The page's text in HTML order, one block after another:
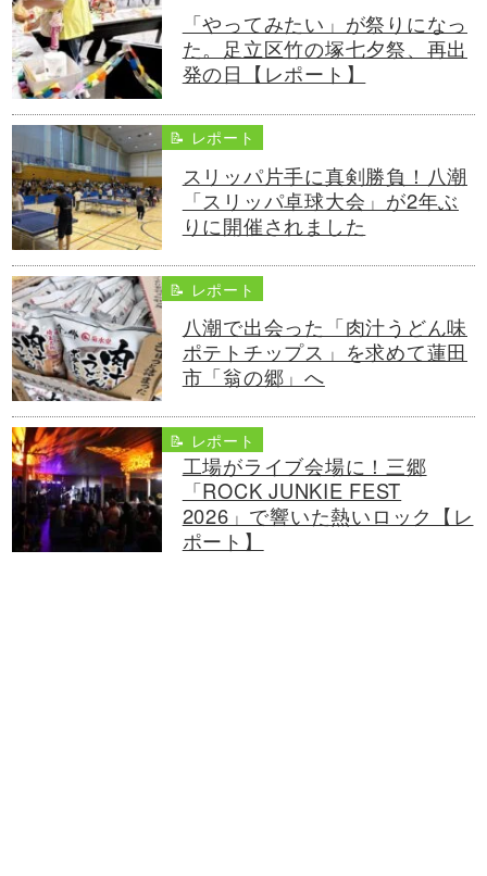
「やってみたい」が祭りになっ
た。足立区竹の塚七夕祭、再出
発の日【レポート】
📝 レポート
スリッパ片手に真剣勝負！八潮
「スリッパ卓球大会」が2年ぶ
りに開催されました
📝 レポート
八潮で出会った「肉汁うどん味
ポテトチップス」を求めて蓮田
市「翁の郷」へ
📝 レポート
工場がライブ会場に！三郷
「ROCK JUNKIE FEST
2026」で響いた熱いロック【レ
ポート】